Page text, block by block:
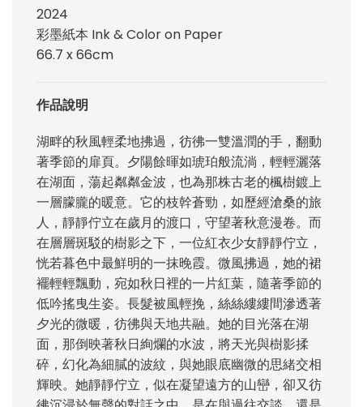
2024
彩墨紙本 Ink & Color on Paper
66.7 x 66cm
作品說明
湖畔的秋風輕柔地拂過，彷彿一雙溫潤的手，翻動
著季節的扉頁。夕陽餘暉如琥珀般流淌，輕輕灑落
在湖面，蕩起粼粼金波，也為那株古老的楓樹鍍上
一層朦朧的暖意。它的枝幹蒼勁，如歷經滄桑的旅
人，靜靜佇立在歲月的渡口，守望著秋意漫卷。而
在層層斑駁的樹影之下，一位紅衣少女靜靜佇立，
恍若暮色中最鮮明的一抹晚霞。微風拂過，她的裙
襬輕輕飄動，宛如秋日裡的一片紅葉，隨著季節的
低吟搖曳生姿。長髮被風輕挽，絲絲縷縷間滲透著
夕光的微暖，彷彿與天地共融。她的目光落在湖
面，那倒映著秋日絢爛的水波，將天光與樹影揉
碎，幻化為細膩的波紋，與她眼底幽微的思緒交相
輝映。她靜靜佇立，似在凝望遠方的山巒，卻又彷